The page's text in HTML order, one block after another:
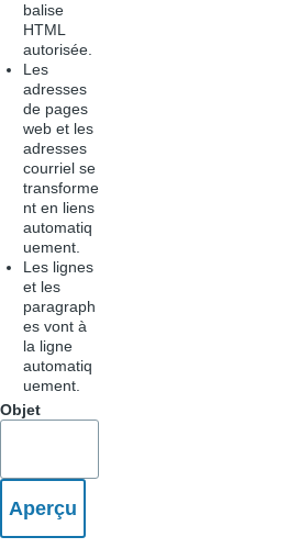
balise
HTML
autorisée.
Les
adresses
de pages
web et les
adresses
courriel se
transforme
nt en liens
automatiq
uement.
Les lignes
et les
paragraph
es vont à
la ligne
automatiq
uement.
Objet